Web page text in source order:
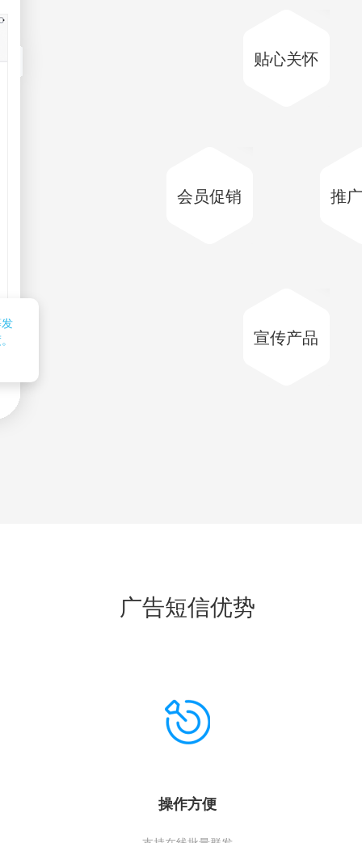
贴心关怀
会员促销 推
宣传产品
广告短信优势
操作方便